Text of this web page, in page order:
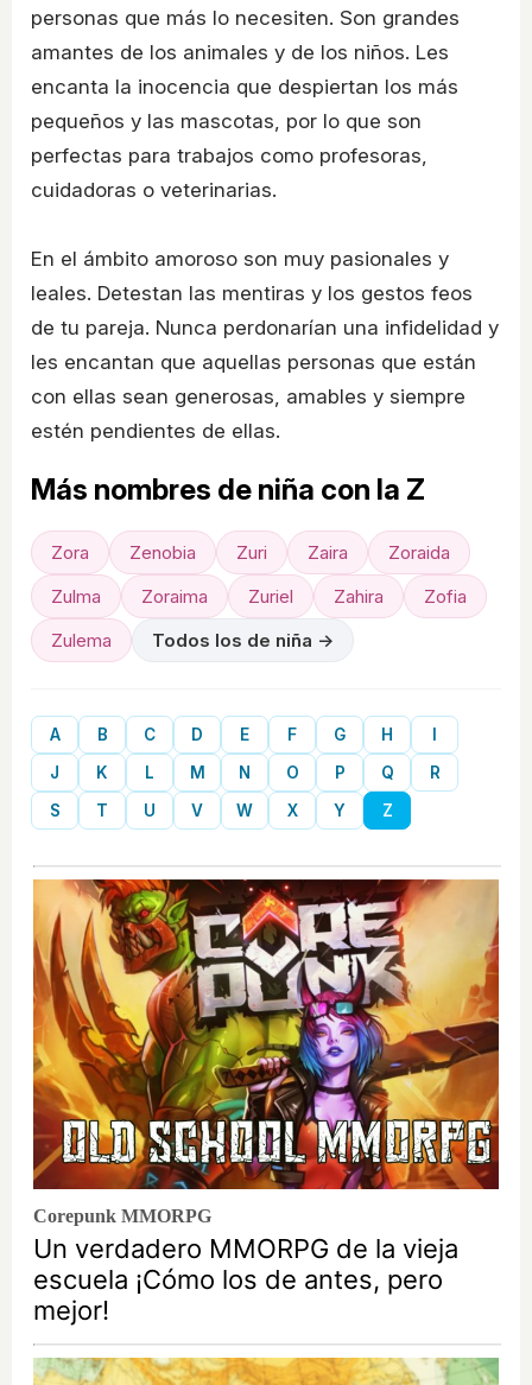
personas que más lo necesiten. Son grandes
amantes de los animales y de los niños. Les
encanta la inocencia que despiertan los más
pequeños y las mascotas, por lo que son
perfectas para trabajos como profesoras,
cuidadoras o veterinarias.
En el ámbito amoroso son muy pasionales y
leales. Detestan las mentiras y los gestos feos
de tu pareja. Nunca perdonarían una infidelidad y
les encantan que aquellas personas que están
con ellas sean generosas, amables y siempre
estén pendientes de ellas.
Más nombres de niña con la Z
Zora Zenobia Zuri Zaira
Zoraida
Zulma
Zoraima Zuriel Zahira
Zofia
Zulema
Todos los de niña →
A B C D E F G H
J
K L M N O P Q
R
S
T U V W X Y Z
Corepunk MMORPG
Un verdadero MMORPG de la vieja
escuela ¡Cómo los de antes, pero
mejor!